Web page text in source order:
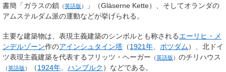
書簡「ガラスの鎖 （英語版 ）
」（Gläserne Kette）、そしてオランダの
アムステルダム派の運動などが挙げられる。
主要な建築物は、表現主義建築のシンボルとも称されるエーリヒ・メ
ンデルゾーン作のアインシュタイン塔 （1921年 ポツダム）、北ドイ
ツ表現主義建築を代表するフリッツ・ヘーガー （英語版 ） のチリハウス
（英語版 ） （1924年 ハンブルク ）などである。